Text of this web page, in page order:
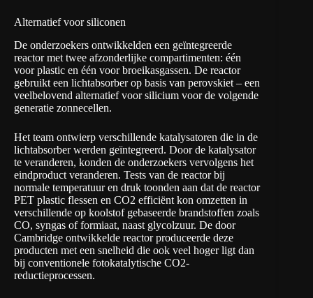
Alternatief voor siliconen
De onderzoekers ontwikkelden een geïntegreerde
reactor met twee afzonderlijke compartimenten: één
voor plastic en één voor broeikasgassen. De reactor
gebruikt een lichtabsorber op basis van perovskiet – een
veelbelovend alternatief voor silicium voor de volgende
generatie zonnecellen.
Het team ontwierp verschillende katalysatoren die in de
lichtabsorber werden geïntegreerd. Door de katalysator
te veranderen, konden de onderzoekers vervolgens het
eindproduct veranderen. Tests van de reactor bij
normale temperatuur en druk toonden aan dat de reactor
PET plastic flessen en CO2 efficiënt kon omzetten in
verschillende op koolstof gebaseerde brandstoffen zoals
CO, syngas of formiaat, naast glycolzuur. De door
Cambridge ontwikkelde reactor produceerde deze
producten met een snelheid die ook veel hoger ligt dan
bij conventionele fotokatalytische CO2-
reductieprocessen.